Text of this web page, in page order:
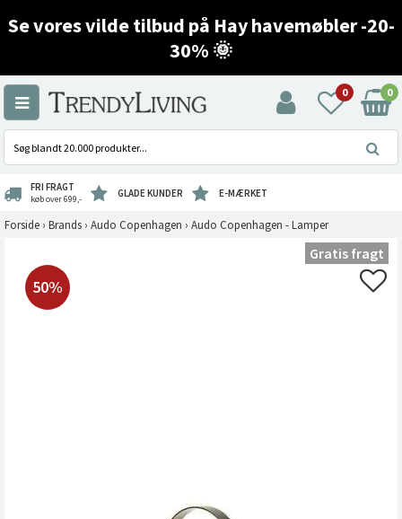
Se vores vilde tilbud på Hay havemøbler -20-
30% 🌞
0 0
FRI FRAGT
køb over 699,- GLADE KUNDER E-MÆRKET
Forside › Brands › Audo Copenhagen › Audo Copenhagen - Lamper
50%
Gratis fragt